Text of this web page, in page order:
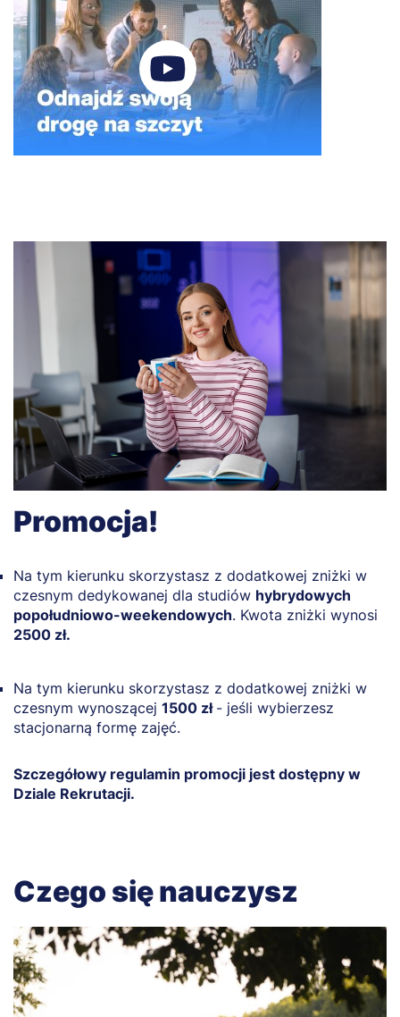
Promocja!
Na tym kierunku skorzystasz z dodatkowej zniżki w
czesnym dedykowanej dla studiów hybrydowych
popołudniowo-weekendowych. Kwota zniżki wynosi
2500 zł.
Na tym kierunku skorzystasz z dodatkowej zniżki w
czesnym wynoszącej 1500 zł - jeśli wybierzesz
stacjonarną formę zajęć.
Szczegółowy regulamin promocji jest dostępny w
Dziale Rekrutacji.
Czego się nauczysz